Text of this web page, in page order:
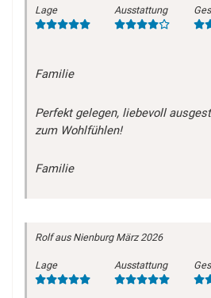
Lage Ausstattung
Familie
Perfekt gelegen, liebevoll
zum Wohlfühlen!
Familie
Rolfaus Nienburg März 2026
Lage Ausstattung